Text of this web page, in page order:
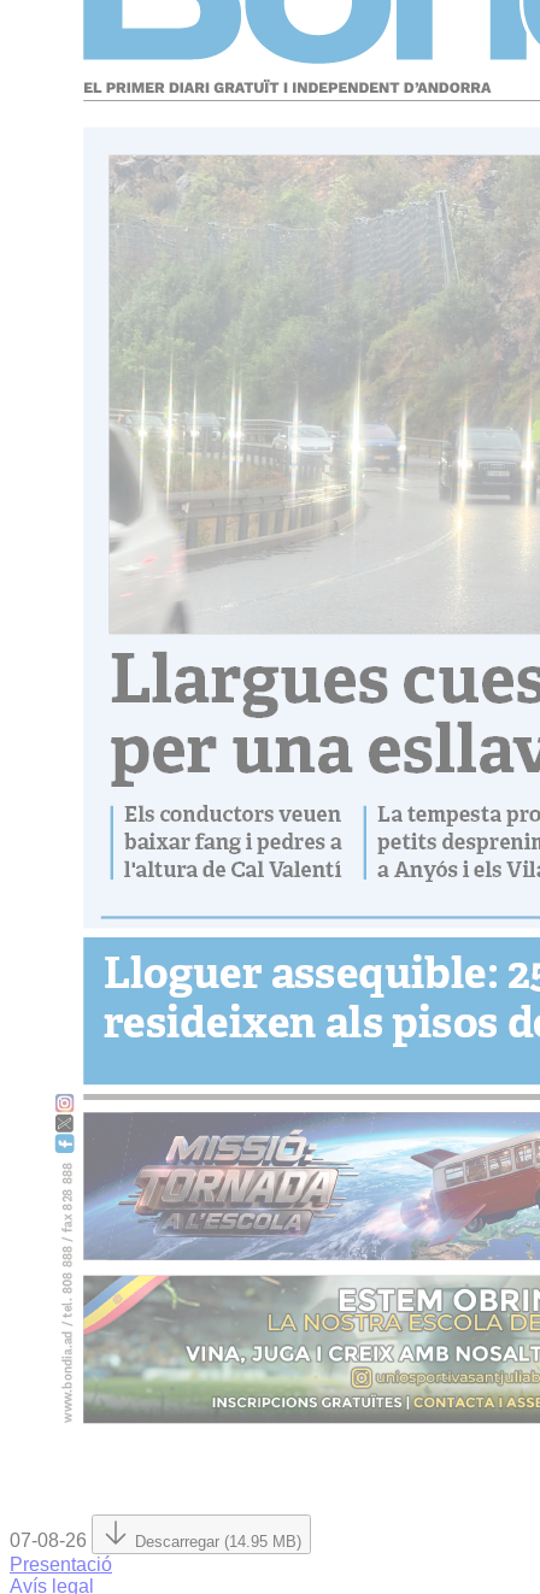
07-08-26 Descarregar (14.95 MB)
Presentació
Avís legal